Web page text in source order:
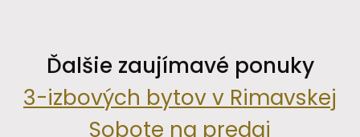
Ďalšie zaujímavé ponuky
3-izbových bytov v Rimavskej
Sobote na predaj